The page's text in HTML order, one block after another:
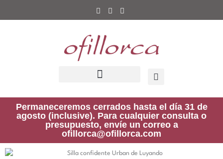
Permaneceremos cerrados hasta el día 31 de
agosto (inclusive). Para cualquier consulta o
presupuesto, envíe un correo a
ofillorca@ofillorca.com